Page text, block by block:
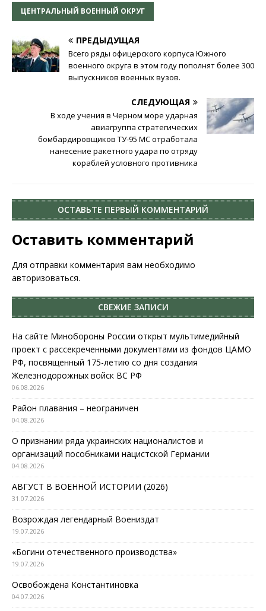
ЦЕНТРАЛЬНЫЙ ВОЕННЫЙ ОКРУГ
ПРЕДЫДУЩАЯ
Всего ряды офицерского корпуса Южного
военного округа в этом году пополнят более 300
выпускников военных вузов.
СЛЕДУЮЩАЯ
В ходе учения в Черном море ударная
авиагруппа стратегических
бомбардировщиков ТУ-95 МС отработала
нанесение ракетного удара по отряду
кораблей условного противника
ОСТАВЬТЕ ПЕРВЫЙ КОММЕНТАРИЙ
Оставить комментарий
Для отправки комментария вам необходимо
авторизоваться.
СВЕЖИЕ ЗАПИСИ
На сайте Минобороны России открыт мультимедийный
проект с рассекреченными документами из фондов ЦАМО
РФ, посвященный 175-летию со дня создания
Железнодорожных войск ВС РФ
06.08.2026
Район плавания – неограничен
04.08.2026
О признании ряда украинских националистов и
организаций пособниками нацистской Германии
04.08.2026
АВГУСТ В ВОЕННОЙ ИСТОРИИ (2026)
31.07.2026
Возрождая легендарный Воениздат
19.07.2026
«Богини отечественного производства»
19.07.2026
Освобождена Константиновка
04.07.2026